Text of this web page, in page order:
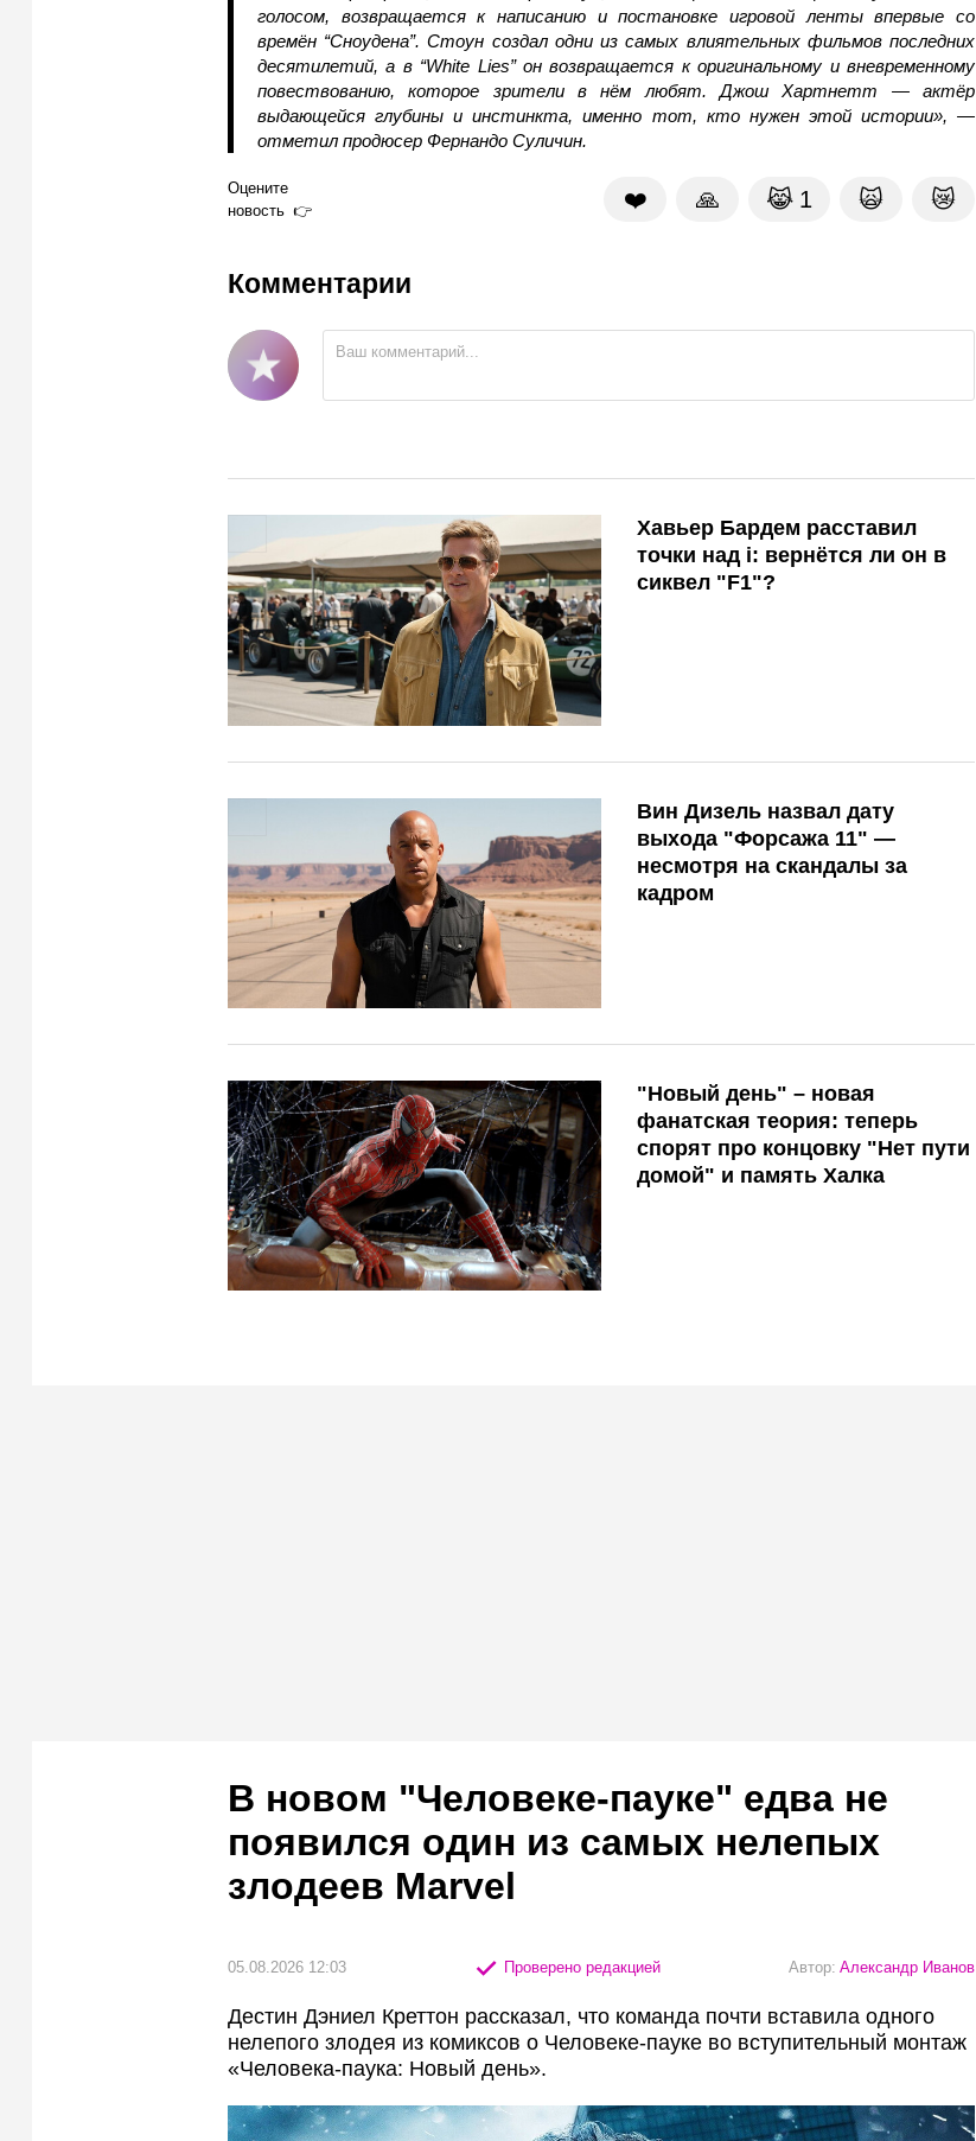
голосом, возвращается к написанию и постановке игровой ленты впервые со
времён “Сноудена”. Стоун создал одни из самых влиятельных фильмов последних
десятилетий, а в “White Lies” он возвращается к оригинальному и вневременному
повествованию, которое зрители в нём любят. Джош Хартнетт — актёр
выдающейся глубины и инстинкта, именно тот, кто нужен этой истории», —
отметил продюсер Фернандо Суличин.
Оцените
новость
❤️ 🙏 😹 1 🙀 😿
Комментарии
Хавьер Бардем расставил
точки над i: вернётся ли он в
сиквел "F1"?
Вин Дизель назвал дату
выхода "Форсажа 11" —
несмотря на скандалы за
кадром
"Новый день" – новая
фанатская теория: теперь
спорят про концовку "Нет пути
домой" и память Халка
В новом "Человеке-пауке" едва не
появился один из самых нелепых
злодеев Marvel
05.08.2026 12:03 Проверено редакцией Автор: Александр Иванов
Дестин Дэниел Креттон рассказал, что команда почти вставила одного
нелепого злодея из комиксов о Человеке-пауке во вступительный монтаж
«Человека-паука: Новый день».